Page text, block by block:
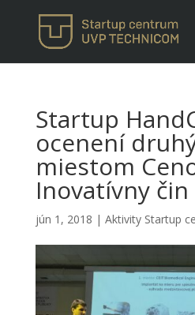
Startup
ocenení
miestom
Inovatívny
jún 1, 2018 | Aktivity Startup